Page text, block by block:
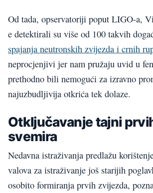
Od tada, opservatoriji poput LIGO-a,
e detektirali su više od 100 takvih
spajanja neutronskih zvijezda i crnih
neprocjenjivi jer nam pružaju uvid u
prethodno bili nemogući za izravno
najuzbudljivija otkrića tek dolaze.
Otključavanje tajni
svemira
Nedavna istraživanja predlažu
valova za istraživanje još starijih
osobito formiranja prvih zvijezda,